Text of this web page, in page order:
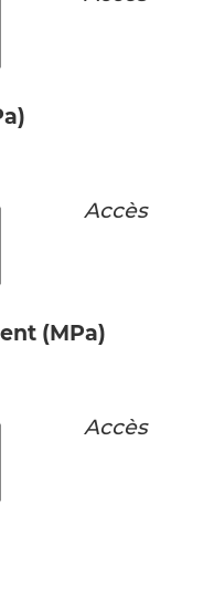
Accès
(MPa)
Accès